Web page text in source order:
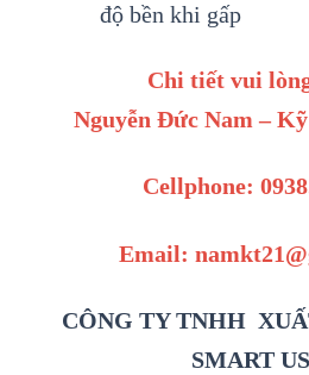
độ bền khi gấp
Chi tiết vui
Nguyễn Đức Nam –
Cellphone:
Email:
CÔNG TY TNHH
SMART